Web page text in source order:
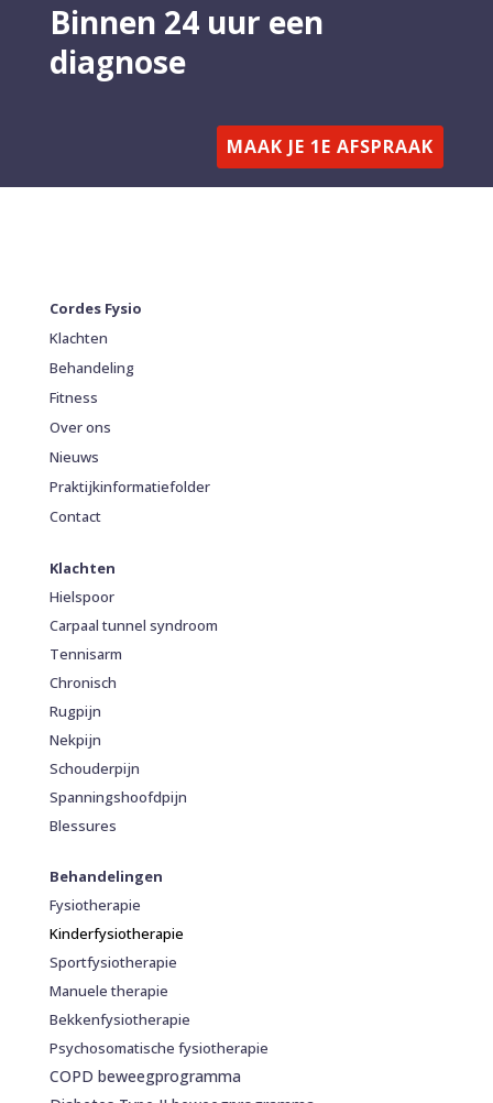
Binnen 24 uur een
diagnose
MAAK JE 1E AFSPRAAK
Cordes Fysio
Klachten
Behandeling
Fitness
Over ons
Nieuws
Praktijkinformatiefolder
Contact
Klachten
Hielspoor
Carpaal tunnel syndroom
Tennisarm
Chronisch
Rugpijn
Nekpijn
Schouderpijn
Spanningshoofdpijn
Blessures
Behandelingen
Fysiotherapie
Kinderfysiotherapie
Sportfysiotherapie
Manuele therapie
Bekkenfysiotherapie
Psychosomatische fysiotherapie
COPD beweegprogramma